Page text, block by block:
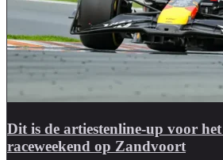
Dit is de artiestenline-up voor
raceweekend op Zandvoort